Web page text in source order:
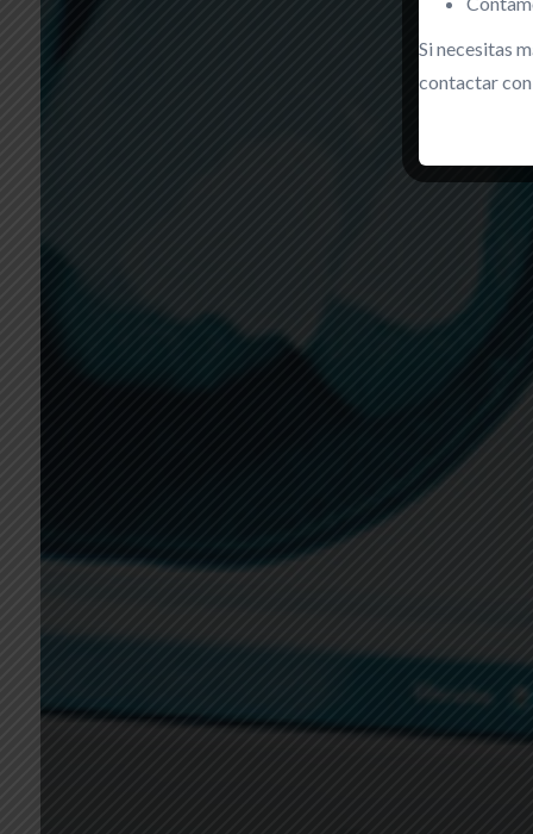
Si necesitas
contactar